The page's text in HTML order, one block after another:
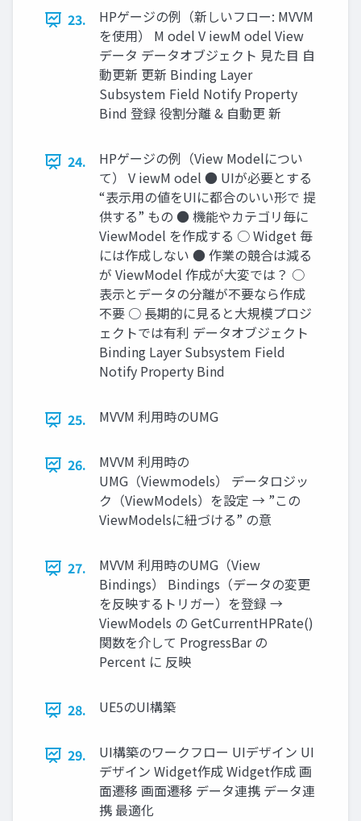
23.
HPゲージの例（新しいフロー: MVVM
を使用） M odel V iewM odel View
データ データオブジェクト 見た目 自
動更新 更新 Binding Layer
Subsystem Field Notify Property
Bind 登録 役割分離 & 自動更 新
24.
HPゲージの例（View Modelについ
て） V iewM odel ● UIが必要とする
“表示用の値をUIに都合のいい形で 提
供する” もの ● 機能やカテゴリ毎に
ViewModel を作成する ○ Widget 毎
には作成しない ● 作業の競合は減る
が ViewModel 作成が大変では？ ○
表示とデータの分離が不要なら作成
不要 ○ 長期的に見ると大規模プロジ
ェクトでは有利 データオブジェクト
Binding Layer Subsystem Field
Notify Property Bind
25. MVVM 利用時のUMG
26.
MVVM 利用時の
UMG（Viewmodels） データロジッ
ク（ViewModels）を設定 → ”この
ViewModelsに紐づける” の意
27.
MVVM 利用時のUMG（View
Bindings） Bindings（データの変更
を反映するトリガー）を登録 →
ViewModels の GetCurrentHPRate()
関数を介して ProgressBar の
Percent に 反映
28. UE5のUI構築
29.
UI構築のワークフロー UIデザイン UI
デザイン Widget作成 Widget作成 画
面遷移 画面遷移 データ連携 データ連
携 最適化